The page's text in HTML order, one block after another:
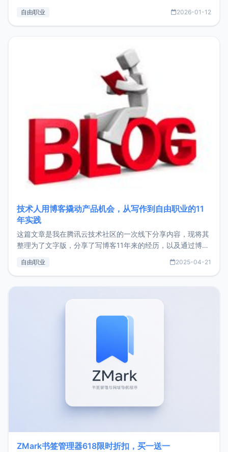
收入下降20%，但却过得很充实，2026年不求突破，但求保
自由职业 2026-01-12
技术人用博客撬动产品机会，从写作到自由职业的11
年实践
这篇文章是我在腾讯云技术社区的一次线下分享内容，现将其
整理为了文字版，分享了写博客11年来的经历，以及通过博客
了我的首个产品ImgURL的真实数据和产品现状。自我介绍大
自由职业 2025-04-21
ZMark书签管理器618限时折扣，买一送一